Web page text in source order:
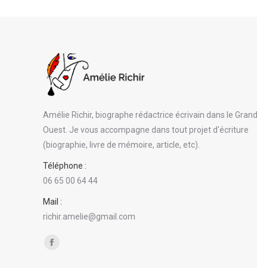
Amélie Richir, biographe rédactrice écrivain dans le Grand
Ouest. Je vous accompagne dans tout projet d'écriture
(biographie, livre de mémoire, article, etc).
Téléphone :
06 65 00 64 44
Mail :
richir.amelie@gmail.com
Trouvez nous sur :
Facebook